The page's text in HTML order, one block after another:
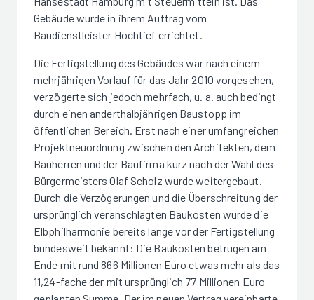
Gebäude wurde in ihrem Auftrag vom
Baudienstleister Hochtief errichtet.
Die Fertigstellung des Gebäudes war nach einem
mehrjährigen Vorlauf für das Jahr 2010 vorgesehen,
verzögerte sich jedoch mehrfach, u. a. auch bedingt
durch einen anderthalbjährigen Baustopp im
öffentlichen Bereich. Erst nach einer umfangreichen
Projektneuordnung zwischen den Architekten, dem
Bauherren und der Baufirma kurz nach der Wahl des
Bürgermeisters Olaf Scholz wurde weitergebaut.
Durch die Verzögerungen und die Überschreitung der
ursprünglich veranschlagten Baukosten wurde die
Elbphilharmonie bereits lange vor der Fertigstellung
bundesweit bekannt: Die Baukosten betrugen am
Ende mit rund 866 Millionen Euro etwas mehr als das
11,24-fache der mit ursprünglich 77 Millionen Euro